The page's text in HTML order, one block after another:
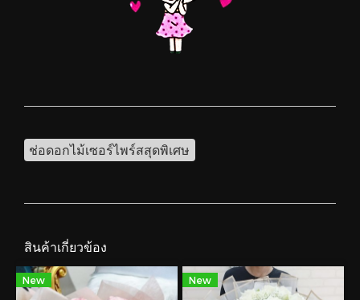
ช่อดอกไม้เซอร์ไพร์สสุดพิเศษ
สินค้าเกี่ยวข้อง
New New